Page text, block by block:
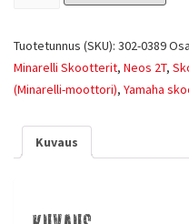
Tuotetunnus (SKU): 302-0389
Minarelli Skootterit, Neos 2T,
(Minarelli-moottori), Yamaha
Kuvaus